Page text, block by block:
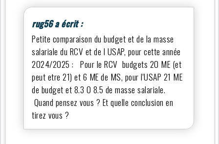
rug56 a écrit :
Petite comparaison du budget et de la masse
salariale du RCV et de l USAP, pour cette année
2024/2025 : Pour le RCV budgets 20 ME (et
peut etre 21) et 6 ME de MS, pour l'USAP 21 ME
de budget et 8.3 0 8.5 de masse salariale.
Quand pensez vous ? Et quelle conclusion en
tirez vous ?